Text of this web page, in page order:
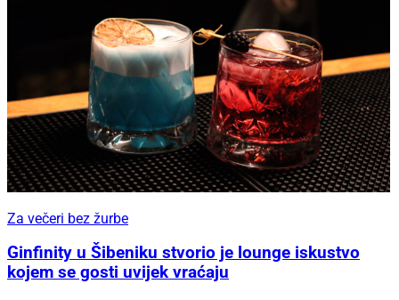
Za večeri bez žurbe
Ginfinity u Šibeniku stvorio je lounge iskustvo
kojem se gosti uvijek vraćaju